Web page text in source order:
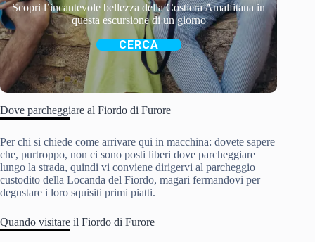
Scopri l’incantevole bellezza della Costiera Amalfitana in
questa escursione di un giorno
CERCA
Dove parcheggiare al Fiordo di Furore
Per chi si chiede come arrivare qui in macchina: dovete sapere
che, purtroppo, non ci sono posti liberi dove parcheggiare
lungo la strada, quindi vi conviene dirigervi al parcheggio
custodito della Locanda del Fiordo, magari fermandovi per
degustare i loro squisiti primi piatti.
Quando visitare il Fiordo di Furore